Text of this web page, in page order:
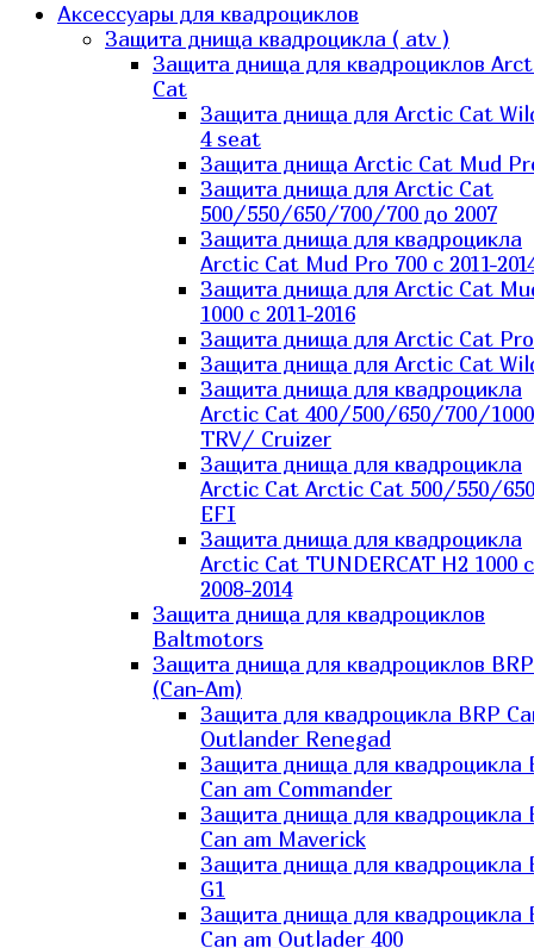
Аксессуары для квадроциклов
Защита днища квадроцикла ( atv )
Защита днища для квадроциклов
Cat
Защита днища для Arctic Cat
4 seat
Защита днища Arctic Cat Mud
Защита днища для Arctic Cat
500/550/650/700/700 до 2007
Защита днища для квадроцикла
Arctic Cat Mud Pro 700 с 2011-
Защита днища для Arctic Cat
1000 c 2011-2016
Защита днища для Arctic Cat
Защита днища для Arctic Cat
Защита днища для квадроцикла
Arctic Cat 400/500/650/700/1000
TRV/ Cruizer
Защита днища для квадроцикла
Arctic Cat Arctic Cat 500/550/
EFI
Защита днища для квадроцикла
Arctic Cat TUNDERCAT H2 1000 c
2008-2014
Защита днища для квадроциклов
Baltmotors
Защита днища для квадроциклов BRP
(Can-Am)
Защита для квадроцикла BRP
Outlander Renegad
Защита днища для квадроцикла
Can am Commander
Защита днища для квадроцикла
Can am Maverick
Защита днища для квадроцикла
G1
Защита днища для квадроцикла
Can am Outlader 400